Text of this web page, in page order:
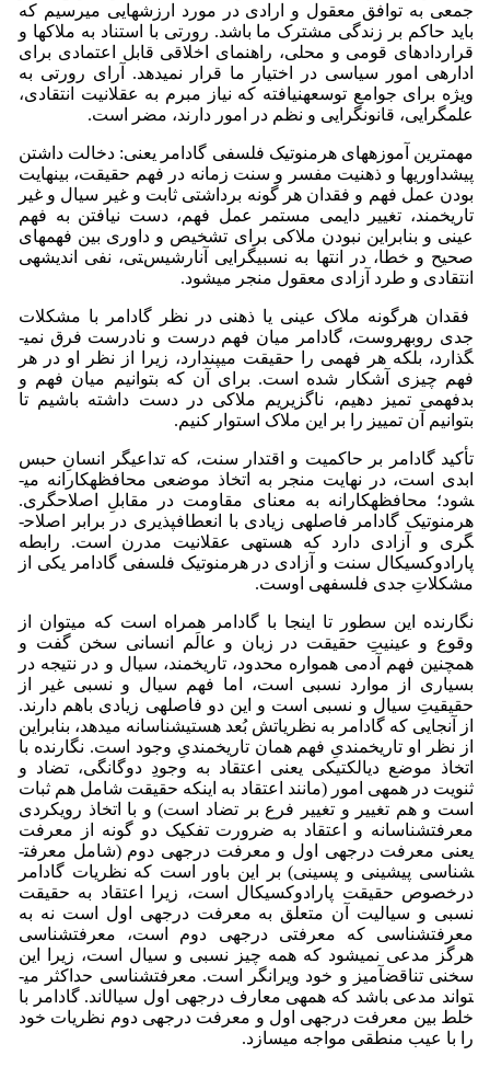
جمعی به توافق معقول و ارادی در مورد ارزش­هایی می­رسیم که
باید حاکم بر زندگی مشترک ما باشد. رورتی با استناد به ملاک­ها و
قراردادهای قومی و محلی، راهنمای اخلاقی قابل اعتمادی برای
اداره­ی امور سیاسی در اختیار ما قرار نمی­دهد. آرای رورتی به
ویژه برای جوامع توسعه­نیافته که نیاز مبرم به عقلانیت انتقادی،
علم­گرایی، قانون­گرایی و نظم در امور دارند، مضر است.
مهم‏ترین آموزه­های هرمنوتیک فلسفی گادامر یعنی: دخالت داشتن
پیش‏داوری­ها و ذهنیت مفسر و سنت زمانه در فهم حقیقت، بی‏نهایت
بودن عمل فهم و فقدان هر گونه برداشتی ثابت و غیر سیال و غیر
تاریخمند، تغییر دایمی مستمر عمل فهم، دست نیافتن به فهم
عینی و بنابراین نبودن ملاکی برای تشخیص و داوری بین فهم­های
صحیح و خطا، در انتها به نسبی­گرایی آنارشیستی، نفی اندیشه­ی
انتقادی و طرد آزادی معقول منجر می­شود.
فقدان هرگونه ملاک عینی یا ذهنی در نظر گادامر با مشکلات
جدی روبه­روست، گادامر میان فهم درست و نادرست فرق نمی­
گذارد، بلکه هر فهمی را حقیقت می­پندارد، زیرا از نظر او در هر
فهم چیزی آشکار شده است. برای آن که بتوانیم میان فهم و
بدفهمی تمیز دهیم، ناگزیریم ملاکی در دست داشته باشیم تا
بتوانیم آن تمییز را بر این ملاک استوار کنیم.
تأکید گادامر بر حاکمیت و اقتدار سنت، که تداعی­گر انسانِ حبس
ابدی است، در نهایت منجر به اتخاذ موضعی محافظه­کارانه می­
شود؛ محافظه­کارانه به معنای مقاومت در مقابلِ اصلاح­گری.
هرمنوتیک گادامر فاصله­ی زیادی با انعطاف­پذیری در برابر اصلاح­
گری و آزادی دارد که هسته­ی عقلانیت مدرن است. رابطه
پارادوکسیکال سنت و آزادی در هرمنوتیک فلسفی گادامر یکی از
مشکلاتِ جدی فلسفه­ی اوست.
نگارنده این سطور تا اینجا با گادامر همراه است که می­توان از
وقوع و عینیتِ حقیقت در زبان و عالَم انسانی سخن گفت و
همچنین فهم آدمی همواره محدود، تاریخمند، سیال و در نتیجه در
بسیاری از موارد نسبی است، اما فهم سیال و نسبی غیر از
حقیقیتِ سیال و نسبی است و این دو فاصله­ی زیادی باهم دارند.
از آنجایی که گادامر به نظریاتش بُعد هستی­شناسانه می­دهد، بنابراین
از نظر او تاریخمندیِ فهم همان تاریخمندیِ وجود است. نگارنده با
اتخاذ موضع دیالکتیکی یعنی اعتقاد به وجودِ دوگانگی، تضاد و
ثنویت در همه­ی امور (مانند اعتقاد به اینکه حقیقت شامل هم ثبات
است و هم تغییر و تغییر فرع بر تضاد است) و با اتخاذ رویکردی
معرفت­شناسانه و اعتقاد به ضرورت تفکیک دو گونه از معرفت
یعنی معرفت درجه­ی اول و معرفت درجه­ی­ دوم (شامل معرفت­
شناسی پیشینی و پسینی) بر این باور است که نظریات گادامر
درخصوص حقیقت پارادوکسیکال است، زیرا اعتقاد به حقیقت
نسبی و سیالیت آن متعلق به معرفت درجه­ی اول است نه به
معرفت­شناسی که معرفتی درجه­ی دوم است، معرفت­شناسی
هرگز مدعی نمی­شود که همه چیز نسبی و سیال است، زیرا این
سخنی تناقض­آمیز و خود ویرانگر است. معرفت­شناسی حداکثر می­
تواند مدعی باشد که همه­ی معارف درجه­ی اول سیال­اند. گادامر با
خلط بین معرفت درجه­ی اول و معرفت درجه­ی دوم نظریات خود
را با عیب منطقی مواجه می­سازد.